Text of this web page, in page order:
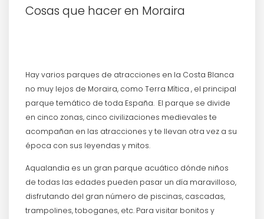
Cosas que hacer en Moraira
Hay varios parques de atracciones en la Costa Blanca
no muy lejos de Moraira, como Terra Mítica , el principal
parque temático de toda España. El parque se divide
en cinco zonas, cinco civilizaciones medievales te
acompañan en las atracciones y te llevan otra vez a su
época con sus leyendas y mitos.
Aqualandia es un gran parque acuático dónde niños
de todas las edades pueden pasar un día maravilloso,
disfrutando del gran número de piscinas, cascadas,
trampolines, toboganes, etc. Para visitar bonitos y